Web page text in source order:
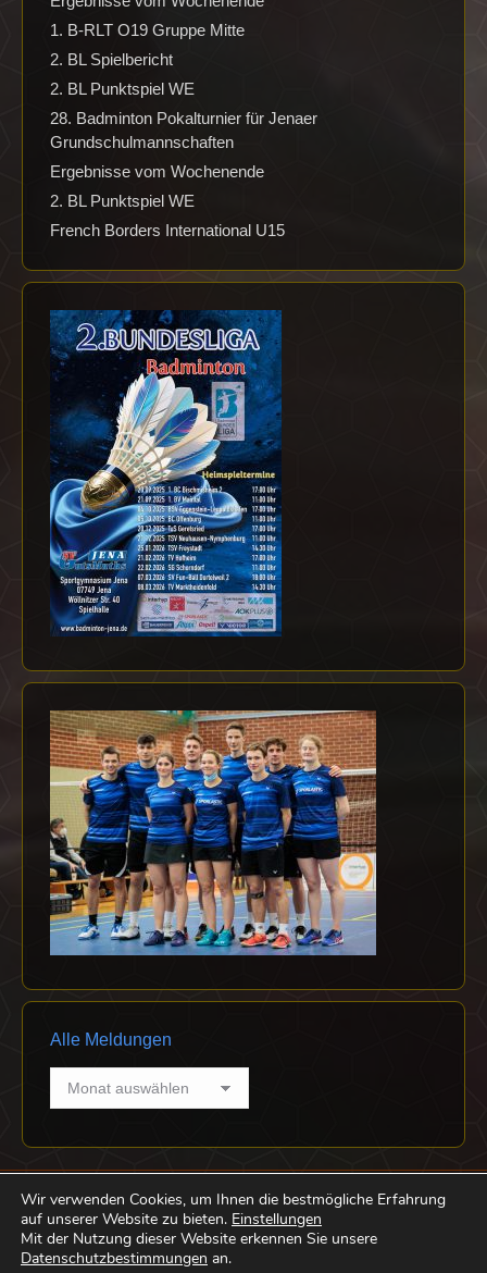
1. B-RLT O19 Gruppe Mitte
2. BL Spielbericht
2. BL Punktspiel WE
28. Badminton Pokalturnier für Jenaer
Grundschulmannschaften
Ergebnisse vom Wochenende
2. BL Punktspiel WE
French Borders International U15
Alle Meldungen
Alle
Wir verwenden Cookies, um Ihnen die bestmögliche Erfahrung
auf unserer Website zu bieten. Einstellungen
Mit der Nutzung dieser Website erkennen Sie unsere
Datenschutzbestimmungen an.